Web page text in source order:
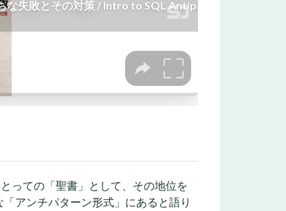
っての「聖書」として、その地位を
アンチパターン形式」にあると語り